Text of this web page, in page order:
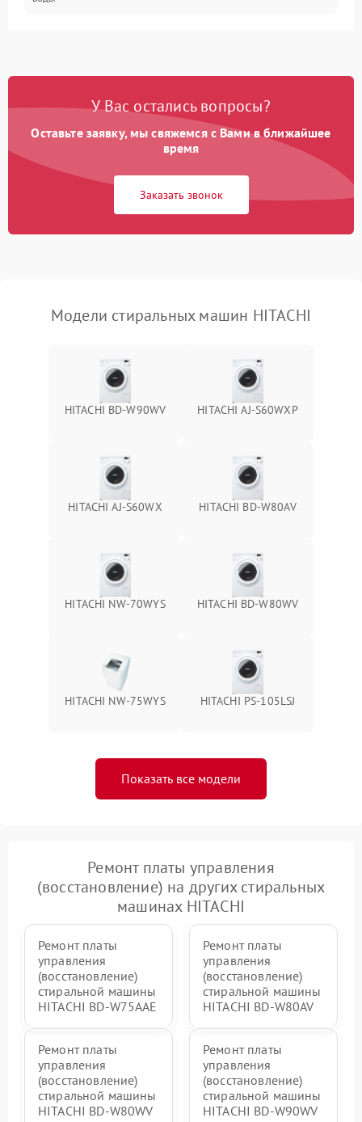
Замена платы управления 2200 ₽ Подробнее →
У Вас остались вопросы?
Оставьте заявку, мы свяжемся с Вами в ближайшее
время
Заказать звонок
Модели стиральных машин HITACHI
HITACHI BD-W90WV HITACHI AJ-S60WXP
HITACHI AJ-S60WX HITACHI BD-W80AV
HITACHI NW-70WYS HITACHI BD-W80WV
HITACHI NW-75WYS HITACHI PS-105LSJ
Показать все модели
Ремонт платы управления
(восстановление) на других стиральных
машинах HITACHI
Ремонт платы
управления
(восстановление)
стиральной машины
HITACHI BD-W75AAE
Ремонт платы
управления
(восстановление)
стиральной машины
HITACHI BD-W80AV
Ремонт платы
управления
(восстановление)
стиральной машины
HITACHI BD-W80WV
Ремонт платы
управления
(восстановление)
стиральной машины
HITACHI BD-W90WV